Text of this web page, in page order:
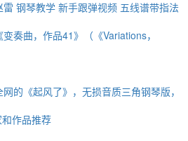
钢琴教学 新手跟弹视频 五线谱带指法
奏曲，作品41》（《Variations，
网的《起风了》，无损音质三角钢琴版，
作品推荐